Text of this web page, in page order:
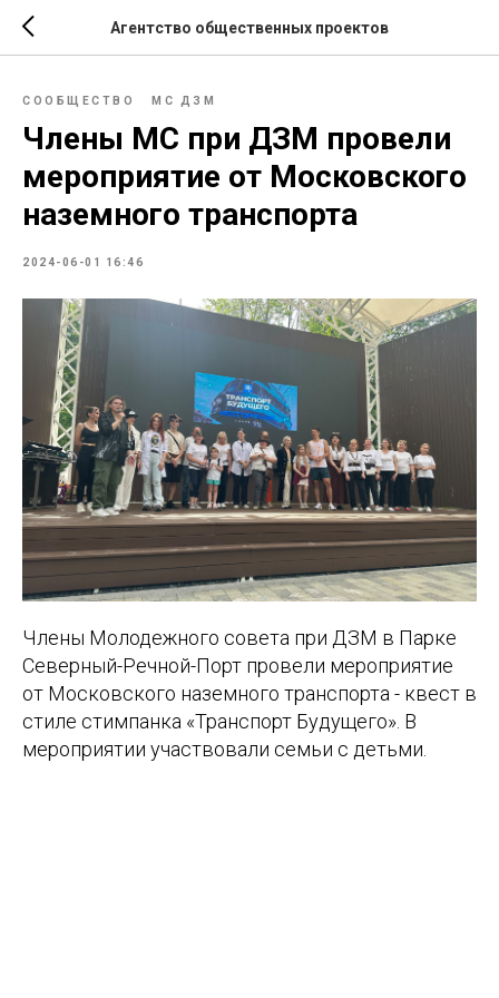
Агентство общественных проектов
СООБЩЕСТВО МС ДЗМ
Члены МС при ДЗМ провели
мероприятие от Московского
наземного транспорта
2024-06-01 16:46
Члены Молодежного совета при ДЗМ в Парке
Северный-Речной-Порт провели мероприятие
от Московского наземного транспорта - квест в
стиле стимпанка «Транспорт Будущего». В
мероприятии участвовали семьи с детьми.